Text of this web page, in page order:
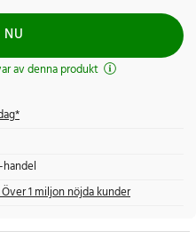
av denna produkt
1 miljon nöjda kunder